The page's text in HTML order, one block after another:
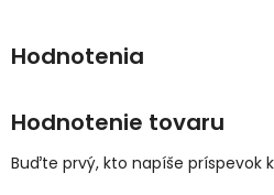
Hodnotenie tovaru
Buďte prvý, kto napíše príspevok